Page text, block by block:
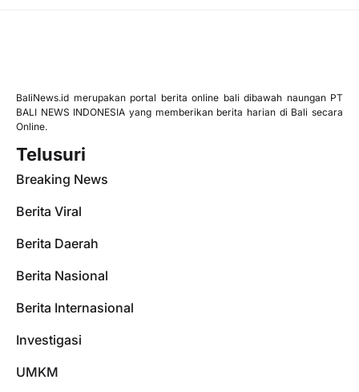
BaliNews.id merupakan portal berita online bali dibawah naungan PT
BALI NEWS INDONESIA yang memberikan berita harian di Bali secara
Online.
Telusuri
Breaking News
Berita Viral
Berita Daerah
Berita Nasional
Berita Internasional
Investigasi
UMKM